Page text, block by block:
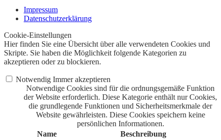
Impressum
Datenschutzerklärung
Cookie-Einstellungen
Hier finden Sie eine Übersicht über alle verwendeten Cookies und
Skripte. Sie haben die Möglichkeit folgende Kategorien zu
akzeptieren oder zu blockieren.
Notwendig Immer akzeptieren
Notwendige Cookies sind für die ordnungsgemäße Funktion
der Website erforderlich. Diese Kategorie enthält nur Cookies,
die grundlegende Funktionen und Sicherheitsmerkmale der
Website gewährleisten. Diese Cookies speichern keine
persönlichen Informationen.
Name
Beschreibung